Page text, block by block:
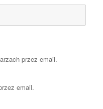
przez email.
email.